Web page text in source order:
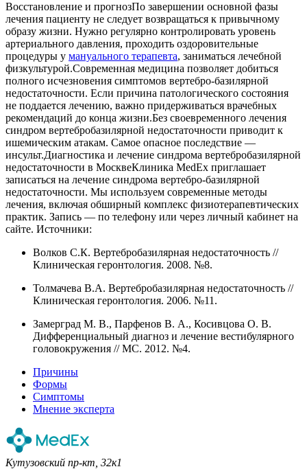
Восстановление и прогнозПо завершении основной фазы
лечения пациенту не следует возвращаться к привычному
образу жизни. Нужно регулярно контролировать уровень
артериального давления, проходить оздоровительные
процедуры у мануального терапевта, заниматься лечебной
физкультурой.Современная медицина позволяет добиться
полного исчезновения симптомов вертебро-базилярной
недостаточности. Если причина патологического состояния
не поддается лечению, важно придерживаться врачебных
рекомендаций до конца жизни.Без своевременного лечения
синдром вертебробазилярной недостаточности приводит к
ишемическим атакам. Самое опасное последствие —
инсульт.Диагностика и лечение синдрома вертебробазилярной
недостаточности в МосквеКлиника MedEx приглашает
записаться на лечение синдрома вертебро-базилярной
недостаточности. Мы используем современные методы
лечения, включая обширный комплекс физиотерапевтических
практик. Запись — по телефону или через личный кабинет на
сайте. Источники:
Волков С.К. Вертебробазилярная недостаточность //
Клиническая геронтология. 2008. №8.
Толмачева В.А. Вертебробазилярная недостаточность //
Клиническая геронтология. 2006. №11.
Замерград М. В., Парфенов В. А., Косивцова О. В.
Дифференциальный диагноз и лечение вестибулярного
головокружения // МС. 2012. №4.
Причины
Формы
Симптомы
Мнение эксперта
Кутузовский пр-кт, 32к1